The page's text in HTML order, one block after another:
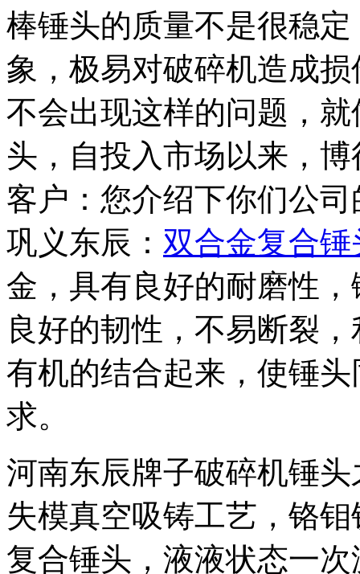
棒锤头的质量不是很稳
象，极易对破碎机造成
不会出现这样的问题，
头，自投入市场以来，
客户：您介绍下你们公
巩义东辰： 双合金复合锤
金，具有良好的耐磨性
良好的韧性，不易断裂
有机的结合起来，使锤
求。
河南东辰牌子破碎机锤
失模真空吸铸工艺，铬
复合锤头，液液状态一